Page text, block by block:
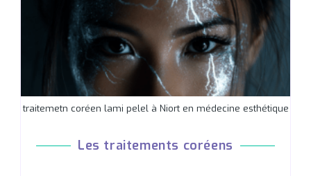
traitemetn coréen lami pelel à Niort en médecine esthétique
Les traitements coréens